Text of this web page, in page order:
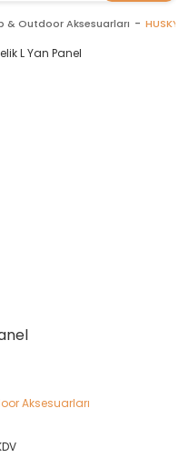
& Outdoor Aksesuarları HUSKY
Aksesuarları